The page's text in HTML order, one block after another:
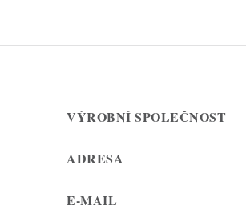
VÝROBNÍ SPOLEČNOST
ADRESA
E-MAIL